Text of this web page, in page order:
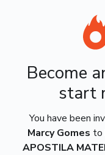
Become
start
You have been
Marcy Gomes to
APOSTILA